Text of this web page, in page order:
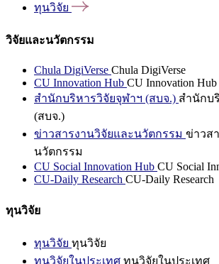
ทุนวิจัย
วิจัยและนวัตกรรม
Chula DigiVerse Chula DigiVerse
CU Innovation Hub CU Innovation Hub
สำนักบริหารวิจัยจุฬาฯ (สบจ.) สำนักบ
(สบจ.)
ข่าวสารงานวิจัยและนวัตกรรม ข่าวส
นวัตกรรม
CU Social Innovation Hub CU Social
CU-Daily Research CU-Daily Research
ทุนวิจัย
ทุนวิจัย ทุนวิจัย
ทุนวิจัยในประเทศ ทุนวิจัยในประเทศ